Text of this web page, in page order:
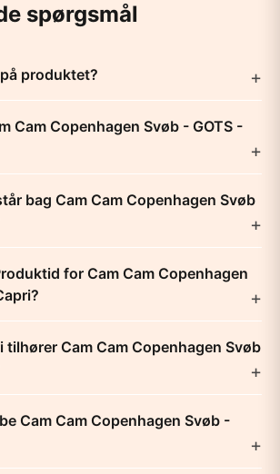
spørgsmål
produktet?
Cam Copenhagen Svøb - GOTS -
bag Cam Cam Copenhagen Svøb
for Cam Cam Copenhagen
tilhører Cam Cam Copenhagen Svøb
Cam Cam Copenhagen Svøb -